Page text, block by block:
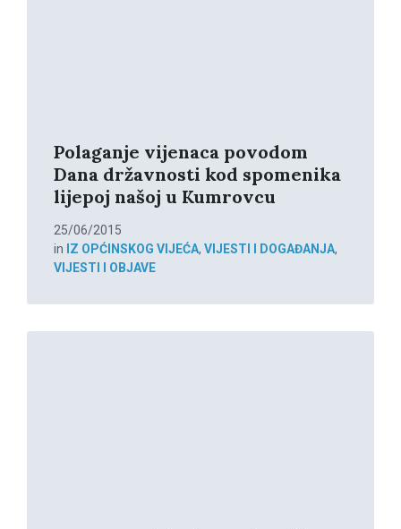
Polaganje vijenaca povodom
Dana državnosti kod spomenika
lijepoj našoj u Kumrovcu
25/06/2015
in IZ OPĆINSKOG VIJEĆA, VIJESTI I DOGAĐANJA,
VIJESTI I OBJAVE
Read